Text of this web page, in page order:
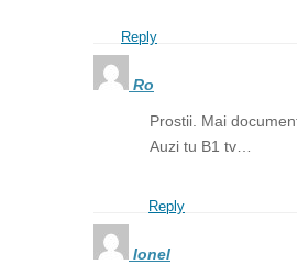
Reply
Ro
Prostii. Mai
Auzi tu B1 tv…
Reply
Ionel